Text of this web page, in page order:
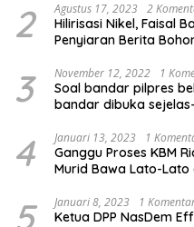
2 Agustus 17, 2023 2
Hilirisasi Nikel, Faisal
Penyiaran Berita
3 November 12, 2022 1
Soal bandar pilpres
bandar dibuka
4 Januari 13, 2023 1
Ganggu Proses KBM
Murid Bawa Lato-Lato
5 Januari 8, 2023 1
Ketua DPP NasDem